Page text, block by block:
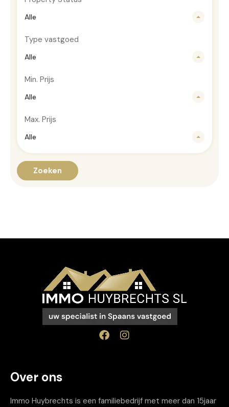
Alle
Type vastgoed
Alle
Min. Prijs
Alle
Max. Prijs
Alle
Zoeken
Over ons
Immo Huybrechts is een familiebedrijf met meer dan 15jaar